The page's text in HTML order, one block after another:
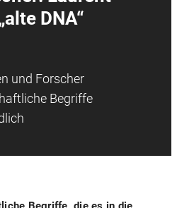
DNA“
und Forscher
Begriffe